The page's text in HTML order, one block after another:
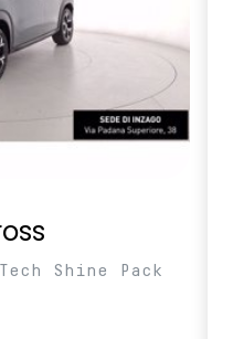
Shine Pack